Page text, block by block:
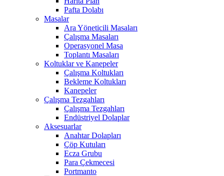
Pafta Dolabı
Masalar
Ara Yöneticili Masaları
Çalışma Masaları
Operasyonel Masa
Toplantı Masaları
Koltuklar ve Kanepeler
Çalışma Koltukları
Bekleme Koltukları
Kanepeler
Çalışma Tezgahları
Çalışma Tezgahları
Endüstriyel Dolaplar
Aksesuarlar
Anahtar Dolapları
Çöp Kutuları
Ecza Grubu
Para Çekmecesi
Portmanto